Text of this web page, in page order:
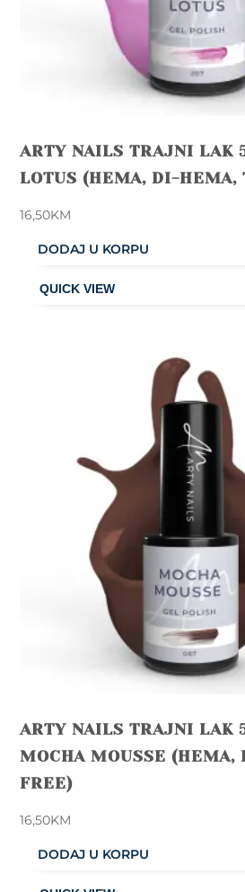
ARTY NAILS TRAJNI LAK
LOTUS (HEMA, DI-HEMA,
16,50KM
DODAJ U KORPU
ARTY NAILS TRAJNI LAK
MOCHA MOUSSE (HEMA,
FREE)
16,50KM
DODAJ U KORPU